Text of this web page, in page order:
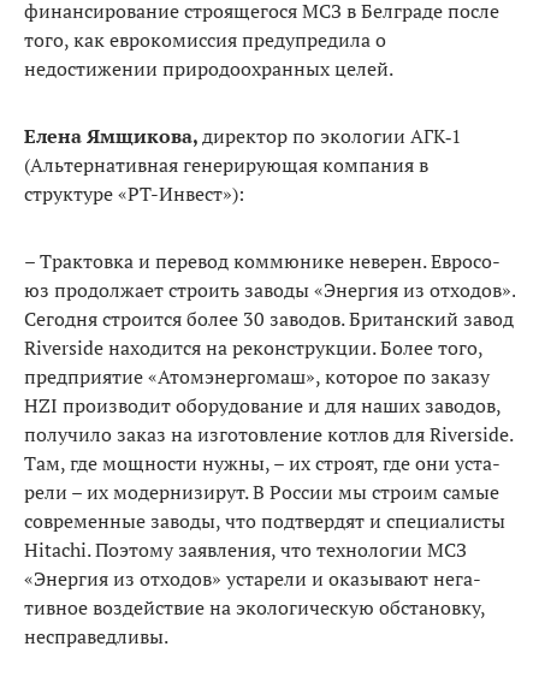
финансирование строящегося МСЗ в Белграде после
того, как еврокомиссия преду­предила о
недостижении природоохранных целей.
Елена Ямщикова,директор по экологии АГК‑1
(Альтернативная генерирующая компания в
структуре «РТ-Инвест»):
–Трактовка и перевод коммюнике неверен. Евросо­
юз продолжает строить заводы «Энергия из отходов».
Сегодня строится более 30 заводов. Британский завод
Riverside находится на реконструкции. Более того,
предприятие «Атомэнергомаш», которое по заказу
HZI производит оборудование и для наших заводов,
получило заказ на изготовление котлов для Riverside.
Там, где мощности нужны, – их строят, где они уста­
рели – их модернизирут. В России мы строим самые
современные заводы, что подтвердят и специалисты
Hitachi. Поэтому заявления, что технологии МСЗ
«Энергия из отходов» устарели и оказывают нега­
тивное воздействие на экологическую обстановку,
несправедливы.